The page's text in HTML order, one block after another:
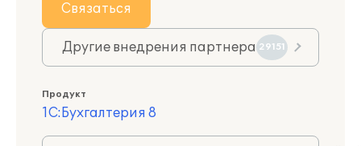
Связаться
Другие внедрения партнера 29151
Продукт
1С:Бухгалтерия 8